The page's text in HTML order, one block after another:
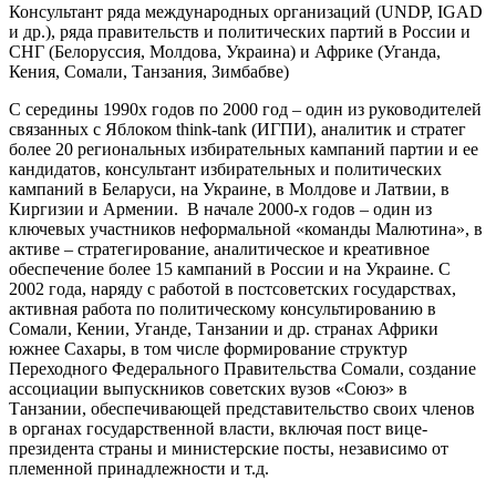
Консультант ряда международных организаций (UNDP, IGAD
и др.), ряда правительств и политических партий в России и
СНГ (Белоруссия, Молдова, Украина) и Африке (Уганда,
Кения, Сомали, Танзания, Зимбабве)
С середины 1990х годов по 2000 год – один из руководителей
связанных с Яблоком think-tank (ИГПИ), аналитик и стратег
более 20 региональных избирательных кампаний партии и ее
кандидатов, консультант избирательных и политических
кампаний в Беларуси, на Украине, в Молдове и Латвии, в
Киргизии и Армении. В начале 2000-х годов – один из
ключевых участников неформальной «команды Малютина», в
активе – стратегирование, аналитическое и креативное
обеспечение более 15 кампаний в России и на Украине. С
2002 года, наряду с работой в постсоветских государствах,
активная работа по политическому консультированию в
Сомали, Кении, Уганде, Танзании и др. странах Африки
южнее Сахары, в том числе формирование структур
Переходного Федерального Правительства Сомали, создание
ассоциации выпускников советских вузов «Союз» в
Танзании, обеспечивающей представительство своих членов
в органах государственной власти, включая пост вице-
президента страны и министерские посты, независимо от
племенной принадлежности и т.д.